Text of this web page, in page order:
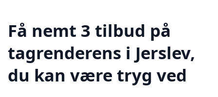
Få nemt 3 tilbud på
tagrenderens i Jerslev,
du kan være tryg ved